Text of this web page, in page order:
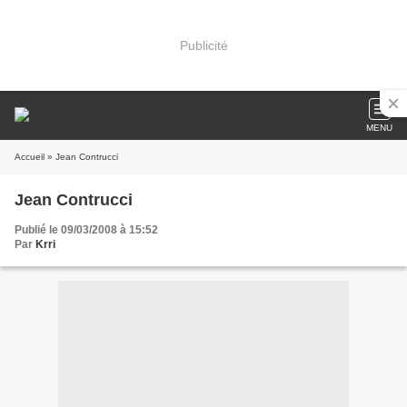
Publicité
MENU
Accueil » Jean Contrucci
Jean Contrucci
Publié le 09/03/2008 à 15:52
Par Krri